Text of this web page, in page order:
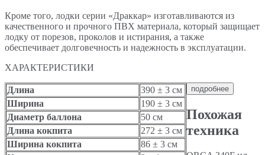
Кроме того, лодки серии «Драккар» изготавливаются из
качественного и прочного ПВХ материала, который защищает
лодку от порезов, проколов и истирания, а также
обеспечивает долговечность и надежность в эксплуатации.
ХАРАКТЕРИСТИКИ
Длина
390 ± 3 см
Ширина
190 ± 3 см
Диаметр баллона
50 см
Длина кокпита
272 ± 3 см
Ширина кокпита
86 ± 3 см
подробнее
Похожая
техника